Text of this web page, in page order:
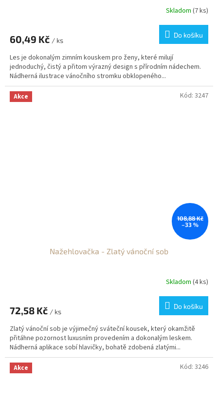
Skladom (7 ks)
60,49 Kč / ks
Do košíku
Les je dokonalým zimním kouskem pro ženy, které milují
jednoduchý, čistý a přitom výrazný design s přírodním nádechem.
Nádherná ilustrace vánočního stromku obklopeného...
Akce
108,88 Kč
–33 %
Nažehlovačka - Zlatý vánoční sob
Skladom (4 ks)
72,58 Kč / ks
Do košíku
Zlatý vánoční sob je výjimečný sváteční kousek, který okamžitě
přitáhne pozornost luxusním provedením a dokonalým leskem.
Nádherná aplikace sobí hlavičky, bohatě zdobená zlatými...
Kód: 3247
Akce Kód: 3246